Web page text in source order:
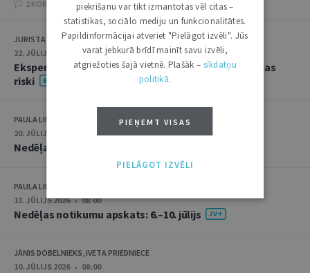
2 KOMENTĀRI
JURISTA VĀRDS
22. JŪLIJS 2026 • 14:00
Ekspertu saruna jūlijā: krimināltiesības un būvniecības
riski
PAULA LIPE
20. JŪLIJS 2026 • 16:05
Nedēļas notikumu apskats: 13.–17. jūlijs
PAULA LIPE
13. JŪLIJS 2026 • 08:00
Nedēļas notikumu apskats: 6.–10. jūlijs
JĀNIS DOBELNIEKS, IVETA PRIEDNIECE
10. JŪLIJS 2026 • 08:00
piekrišanu var tikt izmantotas vēl citas –
statistikas, sociālo mediju un funkcionalitātes.
Papildinformācijai atveriet "Pielāgot izvēli". Jūs
varat jebkurā brīdī mainīt savu izvēli,
atgriežoties šajā vietnē. Plašāk – sīkdatņu
politikā.
PIEŅEMT VISAS
PIELĀGOT IZVĒLI